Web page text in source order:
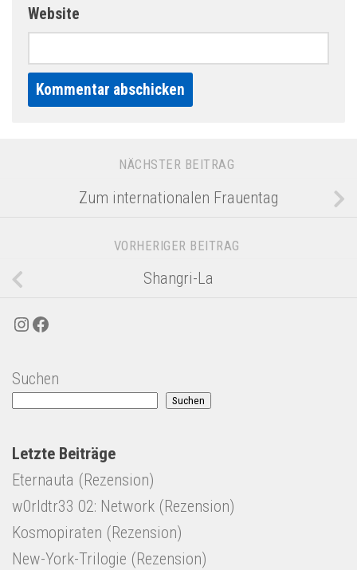
Website
NÄCHSTER BEITRAG
Zum internationalen Frauentag
VORHERIGER BEITRAG
Shangri-La
Instagram
Facebook
Suchen
Suchen
Letzte Beiträge
Eternauta (Rezension)
w0rldtr33 02: Network (Rezension)
Kosmopiraten (Rezension)
New-York-Trilogie (Rezension)